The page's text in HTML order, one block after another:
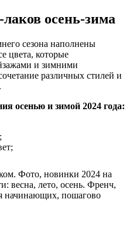
осень-зима
сезона наполнены
цвета, которые
и зимними
различных стилей и
осенью и зимой 2024 года: